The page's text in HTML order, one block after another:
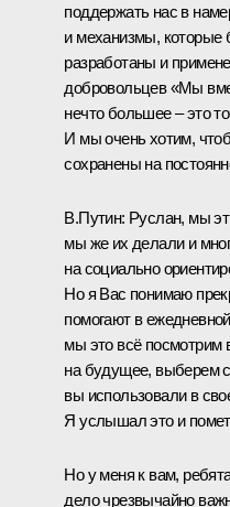
поддержать нас в
и механизмы,
разработаны и
добровольцев «Мы
нечто большее – это
И мы очень хотим,
сохранены на
В.Путин: Руслан, мы
мы же их делали и
на социально
Но я Вас понимаю
помогают в
мы это всё посмотрим
на будущее, выберем
вы использовали в
Я услышал это и
Но у меня к вам,
дело чрезвычайно